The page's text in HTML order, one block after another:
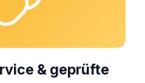
& geprüfte